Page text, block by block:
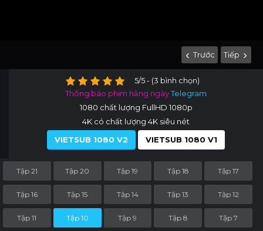
Trước Tiếp
5/5 - (3 bình chọn)
Thông báo phim hằng ngàyTelegram
1080 chất lượng FullHD 1080p
4K có chất lượng 4K siêu nét
VIETSUB 1080 V2
VIETSUB 1080 V1
Tập 21 Tập 20 Tập 19 Tập 18 Tập 17
Tập 16 Tập 15 Tập 14 Tập 13 Tập 12
Tập 11 Tập 10 Tập 9 Tập 8 Tập 7